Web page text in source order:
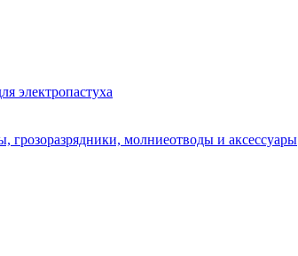
электропастуха
грозоразрядники, молниеотводы и аксессуары